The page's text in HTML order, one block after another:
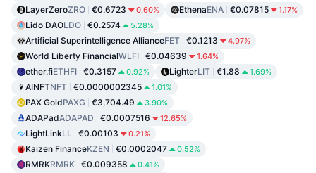
LayerZeroZRO €0.6723 0.60% EthenaENA €0.07815 1.17%
Lido DAOLDO €0.2574 5.28%
Artificial Superintelligence AllianceFET €0.1213 4.97%
World Liberty FinancialWLFI €0.04639 1.64%
ether.fiETHFI €0.3157 0.92% LighterLIT €1.88 1.69%
AINFTNFT €0.0000002345 1.01%
PAX GoldPAXG €3,704.49 3.90%
ADAPadADAPAD €0.0007516 12.65%
LightLinkLL €0.00103 0.21%
Kaizen FinanceKZEN €0.0002047 0.52%
RMRKRMRK €0.009358 0.41%